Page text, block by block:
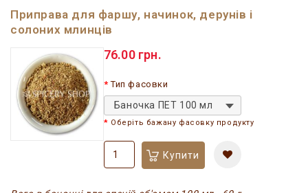
Приправа для фаршу, начинок, дерунів і
солоних млинців
76.00 грн.
Тип фасовки
Баночка ПЕТ 100 мл
Оберіть бажану фасовку продукту
Купити